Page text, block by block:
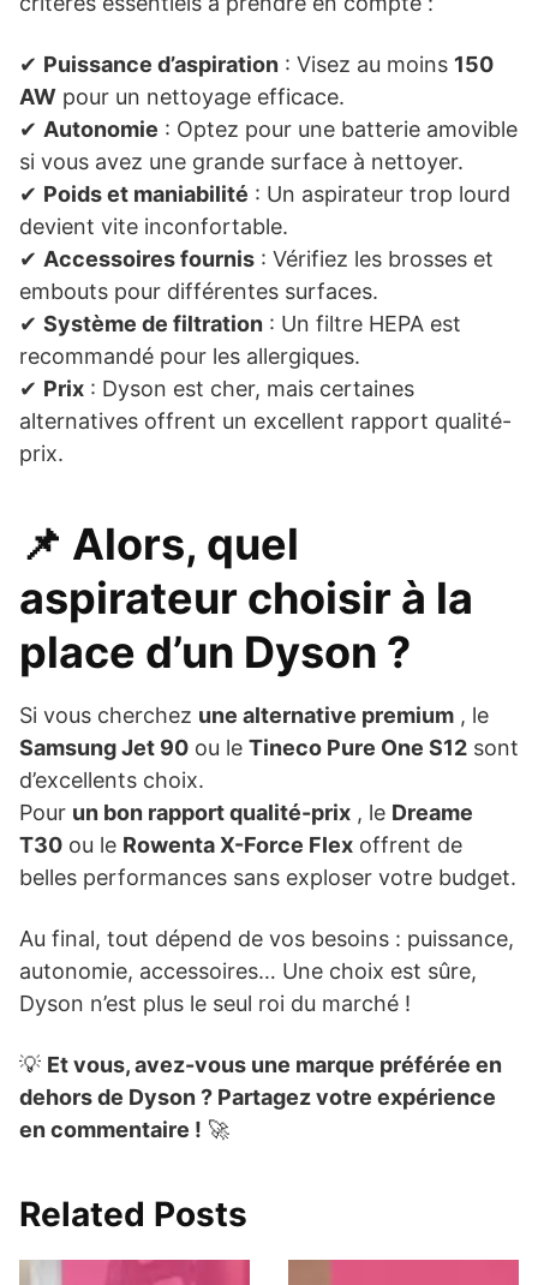
✔ Puissance d’aspiration : Visez au moins 150
AW pour un nettoyage efficace.
✔ Autonomie : Optez pour une batterie amovible
si vous avez une grande surface à nettoyer.
✔ Poids et maniabilité : Un aspirateur trop lourd
devient vite inconfortable.
✔ Accessoires fournis : Vérifiez les brosses et
embouts pour différentes surfaces.
✔ Système de filtration : Un filtre HEPA est
recommandé pour les allergiques.
✔ Prix : Dyson est cher, mais certaines
alternatives offrent un excellent rapport qualité-
prix.
📌 Alors, quel
aspirateur choisir à la
place d’un Dyson ?
Si vous cherchez une alternative premium , le
Samsung Jet 90 ou le Tineco Pure One S12 sont
d’excellents choix.
Pour un bon rapport qualité-prix , le Dreame
T30 ou le Rowenta X-Force Flex offrent de
belles performances sans exploser votre budget.
Au final, tout dépend de vos besoins : puissance,
autonomie, accessoires… Une choix est sûre,
Dyson n’est plus le seul roi du marché !
💡 Et vous, avez-vous une marque préférée en
dehors de Dyson ? Partagez votre expérience
en commentaire ! 🚀
Related Posts